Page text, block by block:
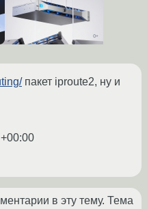
пакет iproute2, ну и
в эту тему. Тема